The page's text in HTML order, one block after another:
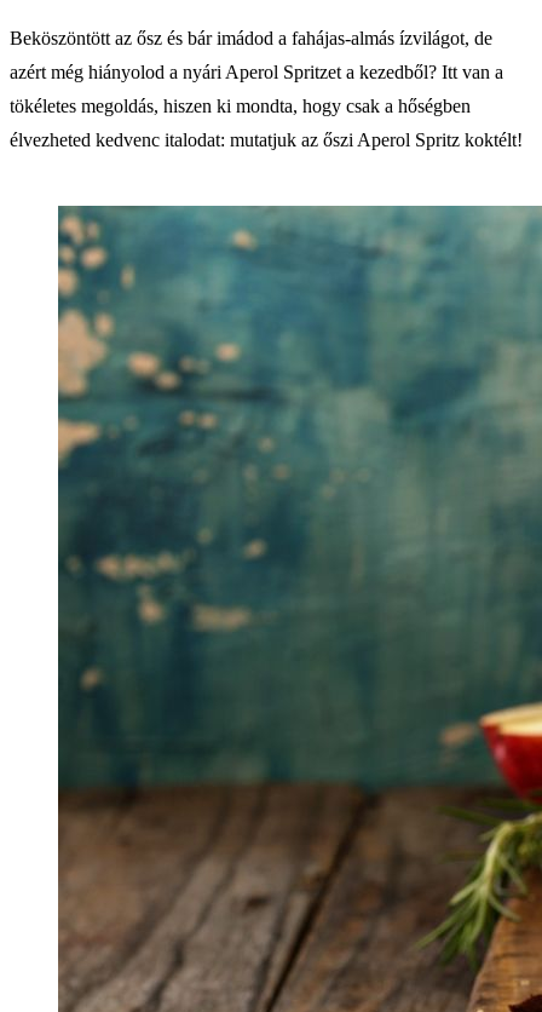
Beköszöntött az ősz és bár imádod a fahájas-almás ízvilágot, de
azért még hiányolod a nyári Aperol Spritzet a kezedből? Itt van a
tökéletes megoldás, hiszen ki mondta, hogy csak a hőségben
élvezheted kedvenc italodat: mutatjuk az őszi Aperol Spritz koktélt!